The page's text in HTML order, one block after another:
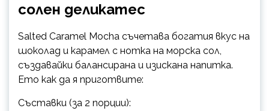
солен деликатес
Salted Caramel Mocha съчетава богатия вкус на
шоколад и карамел с нотка на морска сол,
създавайки балансирана и изискана напитка.
Ето как да я приготвите:
Съставки (за 2 порции):